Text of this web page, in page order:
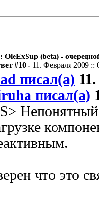
OleExSup (beta) -
#10 - 11. Февраля 2009 ::
писал(а)
писал(а)
что это